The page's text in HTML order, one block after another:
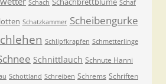
Schach Schaf
Schatzkammer Scheibengurke
Schlipfkrapfen Schmetterlinge
Schnittlauch Schnute Hanni
Schottland Schreiben Schrems Schriften